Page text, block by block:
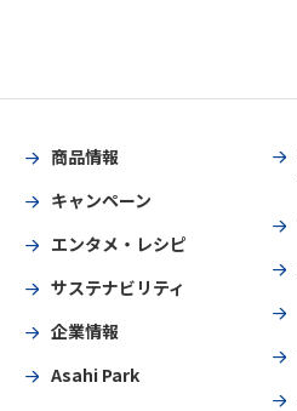
商品情報
キャンペーン
エンタメ・レシピ
サステナビリティ
企業情報
Asahi Park